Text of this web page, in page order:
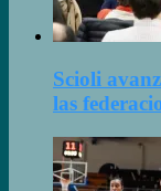
Scioli
las